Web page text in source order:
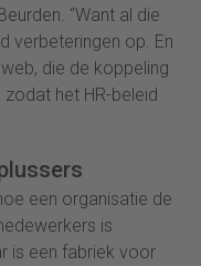
“Want al die
verbeteringen op. En
die de koppeling
het HR-beleid
een organisatie de
is
is een fabriek voor